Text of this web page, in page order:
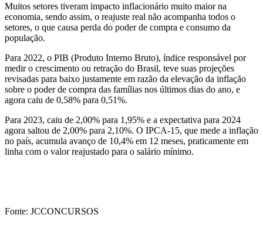
Muitos setores tiveram impacto inflacionário muito maior na
economia, sendo assim, o reajuste real não acompanha todos o
setores, o que causa perda do poder de compra e consumo da
população.
Para 2022, o PIB (Produto Interno Bruto), índice responsável por
medir o crescimento ou retração do Brasil, teve suas projeções
revisadas para baixo justamente em razão da elevação da inflação
sobre o poder de compra das famílias nos últimos dias do ano, e
agora caiu de 0,58% para 0,51%.
Para 2023, caiu de 2,00% para 1,95% e a expectativa para 2024
agora saltou de 2,00% para 2,10%. O IPCA-15, que mede a inflação
no país, acumula avanço de 10,4% em 12 meses, praticamente em
linha com o valor reajustado para o salário mínimo.
Fonte: JCCONCURSOS